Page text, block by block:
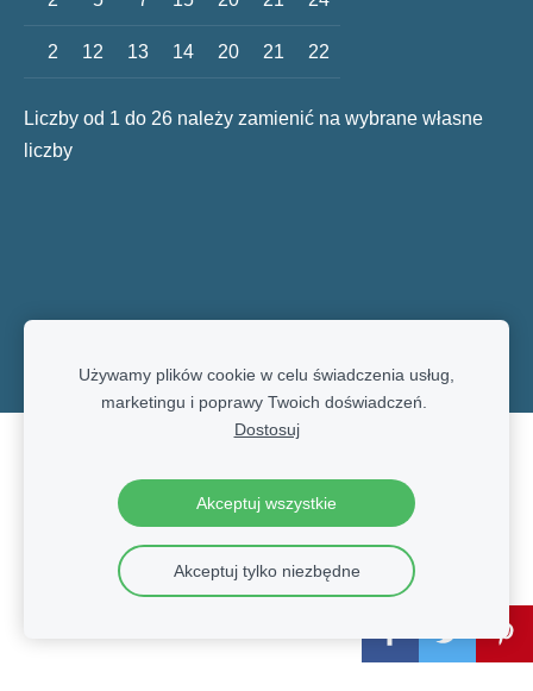
2 12 13 14 20 21 22
Liczby od 1 do 26 należy zamienić na wybrane własne
liczby
Używamy plików cookie w celu świadczenia usług,
marketingu i poprawy Twoich doświadczeń.
Dostosuj
Akceptuj wszystkie
Akceptuj tylko niezbędne